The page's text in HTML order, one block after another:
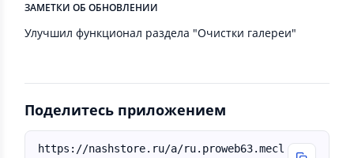
ЗАМЕТКИ ОБ ОБНОВЛЕНИИ
Улучшил функционал раздела "Очистки галереи"
Поделитесь приложением
https://nashstore.ru/a/ru.proweb63.mecl